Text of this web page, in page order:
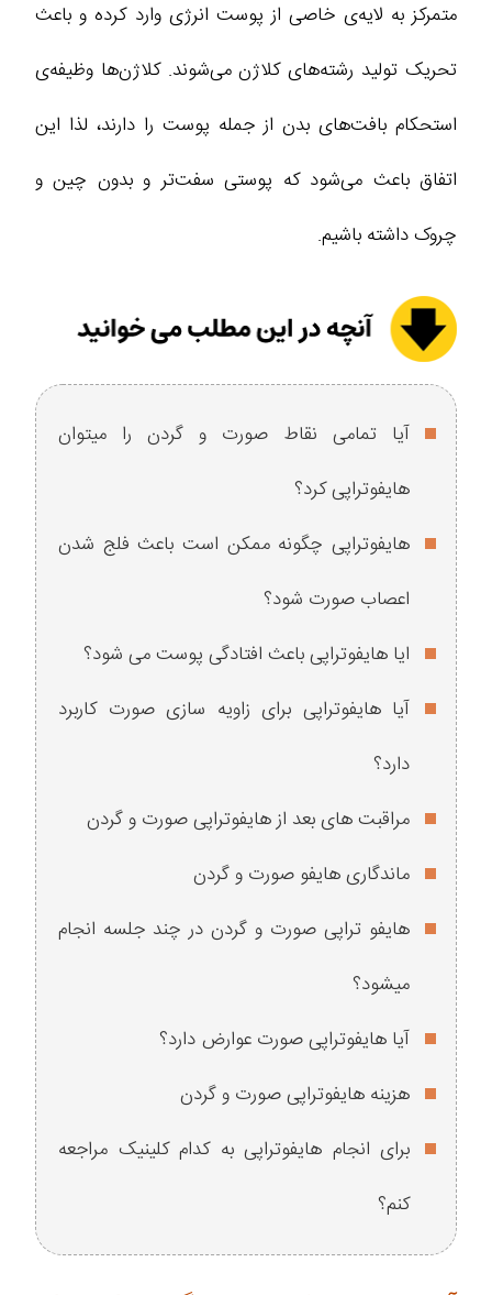
متمرکز به لایه‌ی خاصی از پوست انرژی وارد کرده و باعث
تحریک تولید رشته‌های کلاژن می‌شوند. کلاژن‌ها وظیفه‌ی
استحکام بافت‌های بدن از جمله پوست را دارند، لذا این
اتفاق باعث می‌شود که پوستی سفت‌تر و بدون چین و
چروک داشته باشیم.
آیا تمامی نقاط صورت و گردن را میتوان
هایفوتراپی کرد؟
هایفوتراپی چگونه ممکن است باعث فلج شدن
اعصاب صورت شود؟
ایا هایفوتراپی باعث افتادگی پوست می شود؟
آیا هایفوتراپی برای زاویه سازی صورت کاربرد
دارد؟
مراقبت های بعد از هایفوتراپی صورت و گردن
ماندگاری هایفو صورت و گردن
هایفو تراپی صورت و گردن در چند جلسه انجام
میشود؟
آیا هایفوتراپی صورت عوارض دارد؟
هزینه هایفوتراپی صورت و گردن
برای انجام هایفوتراپی به کدام کلینیک مراجعه
کنم؟